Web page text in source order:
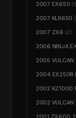
2007 EX650
2007 KLR650
2007 ZX6 (2)
2006 NINJA
2005 VULCAN
2004 EX250R
2002 KZ1000
2002 VULCAN
2001